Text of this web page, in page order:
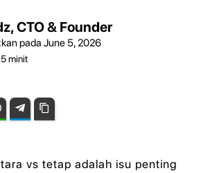
CTO & Founder
pada June 5, 2026
5minit
WhatsAppTelegram
vs tetap adalah isu penting